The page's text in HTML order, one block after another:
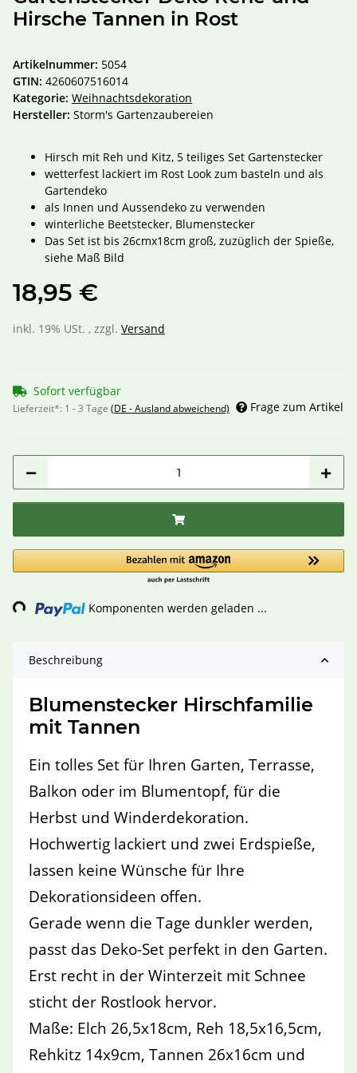
Hirsche Tannen in Rost
Artikelnummer: 5054
GTIN: 4260607516014
Kategorie: Weihnachtsdekoration
Hersteller: Storm's Gartenzaubereien
Hirsch mit Reh und Kitz, 5 teiliges Set Gartenstecker
wetterfest lackiert im Rost Look zum basteln und als
Gartendeko
als Innen und Aussendeko zu verwenden
winterliche Beetstecker, Blumenstecker
Das Set ist bis 26cmx18cm groß, zuzüglich der Spieße,
siehe Maß Bild
18,95 €
inkl. 19% USt. , zzgl. Versand
Sofort verfügbar
Lieferzeit*: 1 - 3 Tage (DE - Ausland abweichend) Frage zum Artikel
Komponenten werden geladen ...
Beschreibung
Blumenstecker Hirschfamilie
mit Tannen
Ein tolles Set für Ihren Garten, Terrasse,
Balkon oder im Blumentopf, für die
Herbst und Winderdekoration.
Hochwertig lackiert und zwei Erdspieße,
lassen keine Wünsche für Ihre
Dekorationsideen offen.
Gerade wenn die Tage dunkler werden,
passt das Deko-Set perfekt in den Garten.
Erst recht in der Winterzeit mit Schnee
sticht der Rostlook hervor.
Maße: Elch 26,5x18cm, Reh 18,5x16,5cm,
Rehkitz 14x9cm, Tannen 26x16cm und